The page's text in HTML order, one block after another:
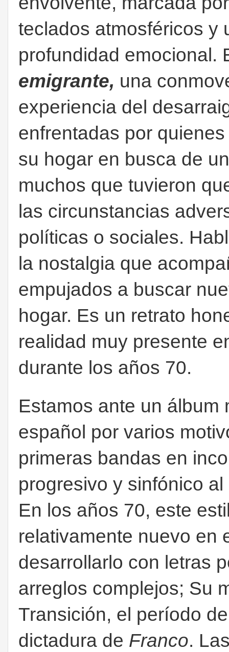
teclados atmosféricos y
profundidad emocional.
emigrante, una
experiencia del
enfrentadas por
su hogar en busca de
muchos que tuvieron
las circunstancias
políticas o sociales.
la nostalgia que
empujados a buscar
hogar. Es un retrato
realidad muy presente
durante los años 70.
Estamos ante un álbum
español por varios
primeras bandas en
progresivo y sinfónico
En los años 70, este
relativamente nuevo en
desarrollarlo con letras
arreglos complejos; Su
Transición, el período
dictadura de Franco.